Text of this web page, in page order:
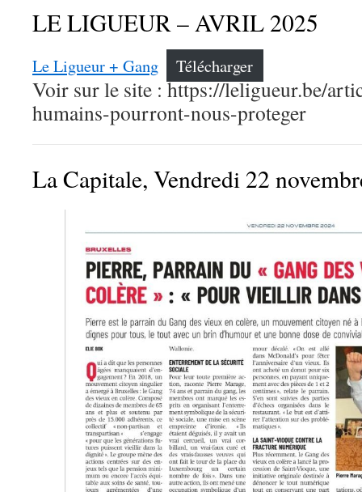
LE LIGUEUR – AVRIL 2025
Le Ligueur + Gang Télécharger
Voir sur le site : https://leligueur.be/
humains-pourront-nous-proteger
La Capitale, Vendredi 22